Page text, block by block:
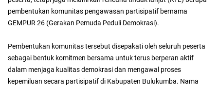
pembentukan komunitas pengawasan partisipatif bernama
GEMPUR 26 (Gerakan Pemuda Peduli Demokrasi).
Pembentukan komunitas tersebut disepakati oleh seluruh peserta
sebagai bentuk komitmen bersama untuk terus berperan aktif
dalam menjaga kualitas demokrasi dan mengawal proses
kepemiluan secara partisipatif di Kabupaten Bulukumba. Nama